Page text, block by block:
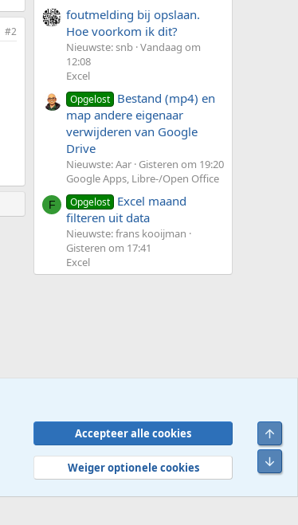
#2
foutmelding bij opslaan.
Hoe voorkom ik dit?
Nieuwste: snb Vandaag om
12:08
Excel
Opgelost Bestand (mp4) en
map andere eigenaar
verwijderen van Google
Drive
Nieuwste: Aar Gisteren om 19:20
Google Apps, Libre-/Open Office
F Opgelost Excel maand
filteren uit data
Nieuwste: frans kooijman
Gisteren om 17:41
Excel
en regels Privacybeleid Help
R
S
Accepteer alle cookies
Weiger optionele cookies